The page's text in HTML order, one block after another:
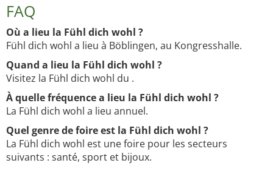
FAQ
Où a lieu la Fühl dich wohl ?
Fühl dich wohl a lieu à Böblingen, au Kongresshalle.
Quand a lieu la Fühl dich wohl ?
Visitez la Fühl dich wohl du .
À quelle fréquence a lieu la Fühl dich wohl ?
La Fühl dich wohl a lieu annuel.
Quel genre de foire est la Fühl dich wohl ?
La Fühl dich wohl est une foire pour les secteurs
suivants : santé, sport et bijoux.